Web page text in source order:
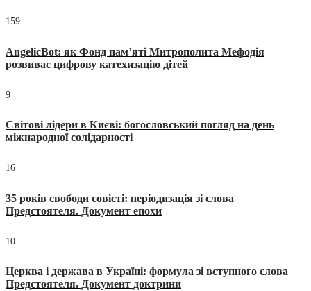
159
AngelicBot: як Фонд пам’яті Митрополита Мефодія
розвиває цифрову катехизацію дітей
9
Світові лідери в Києві: богословський погляд на день
міжнародної солідарності
16
35 років свободи совісті: періодизація зі слова
Предстоятеля. Документ епохи
10
Церква і держава в Україні: формула зі вступного слова
Предстоятеля. Документ доктрини